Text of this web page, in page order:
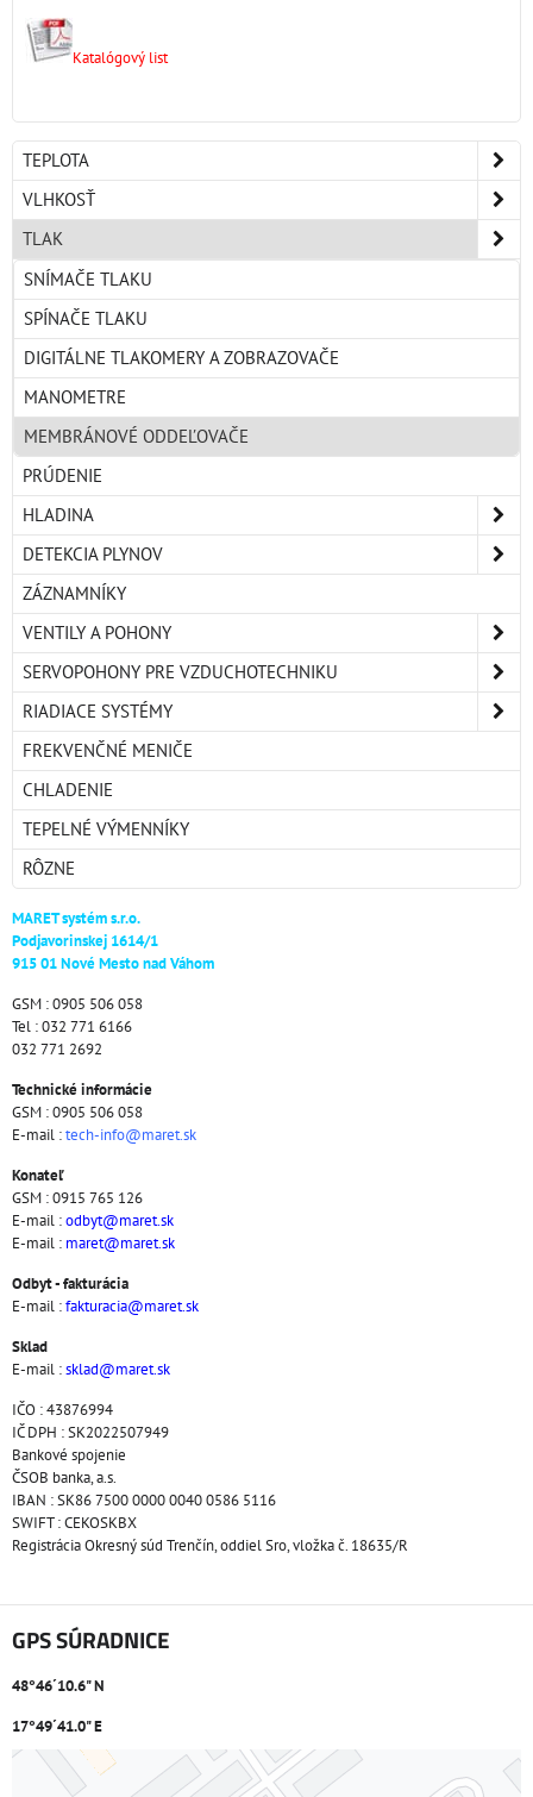
Katalógový list
TEPLOTA
VLHKOSŤ
TLAK
SNÍMAČE TLAKU
SPÍNAČE TLAKU
DIGITÁLNE TLAKOMERY A ZOBRAZOVAČE
MANOMETRE
MEMBRÁNOVÉ ODDEĽOVAČE
PRÚDENIE
HLADINA
DETEKCIA PLYNOV
ZÁZNAMNÍKY
VENTILY A POHONY
SERVOPOHONY PRE VZDUCHOTECHNIKU
RIADIACE SYSTÉMY
FREKVENČNÉ MENIČE
CHLADENIE
TEPELNÉ VÝMENNÍKY
RÔZNE
MARET systém s.r.o.
Podjavorinskej 1614/1
915 01 Nové Mesto nad Váhom
GSM : 0905 506 058
Tel : 032 771 6166
032 771 2692
Technické informácie
GSM : 0905 506 058
E-mail :tech-info@maret.sk
Konateľ
GSM : 0915 765 126
E-mail :odbyt@maret.sk
E-mail : maret@maret.sk
Odbyt - fakturácia
E-mail :fakturacia@maret.sk
Sklad
E-mail :sklad@maret.sk
IČO : 43876994
IČ DPH : SK2022507949
Bankové spojenie
ČSOB banka, a.s.
IBAN : SK86 7500 0000 0040 0586 5116
SWIFT : CEKOSKBX
Registrácia Okresný súd Trenčín, oddiel Sro, vložka č. 18635/R
GPS SÚRADNICE
48°46´10.6" N
17°49´41.0" E